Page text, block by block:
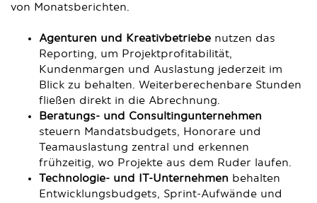
von Monatsberichten.
Agenturen und Kreativbetriebe nutzen das
Reporting, um Projektprofitabilität,
Kundenmargen und Auslastung jederzeit im
Blick zu behalten. Weiterberechenbare Stunden
fließen direkt in die Abrechnung.
Beratungs- und Consultingunternehmen
steuern Mandatsbudgets, Honorare und
Teamauslastung zentral und erkennen
frühzeitig, wo Projekte aus dem Ruder laufen.
Technologie- und IT-Unternehmen behalten
Entwicklungsbudgets, Sprint-Aufwände und